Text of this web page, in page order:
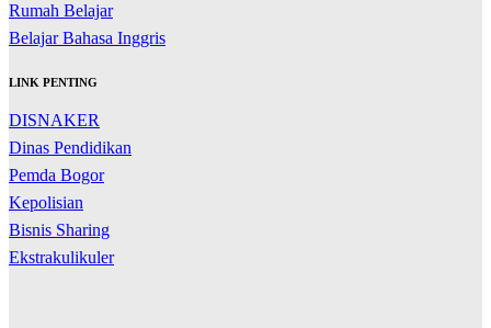
Rumah Belajar
Belajar Bahasa Inggris
LINK PENTING
DISNAKER
Dinas Pendidikan
Pemda Bogor
Kepolisian
Bisnis Sharing
Ekstrakulikuler